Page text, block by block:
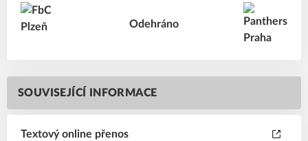
Odehráno
SOUVISEJÍCÍ INFORMACE
Textový online přenos